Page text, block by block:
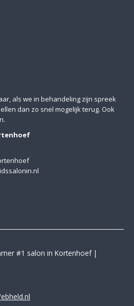
als we in behandeling zijn spreek
dan zo snel mogelijk terug. Ook
#1 salon in Kortenhoef |